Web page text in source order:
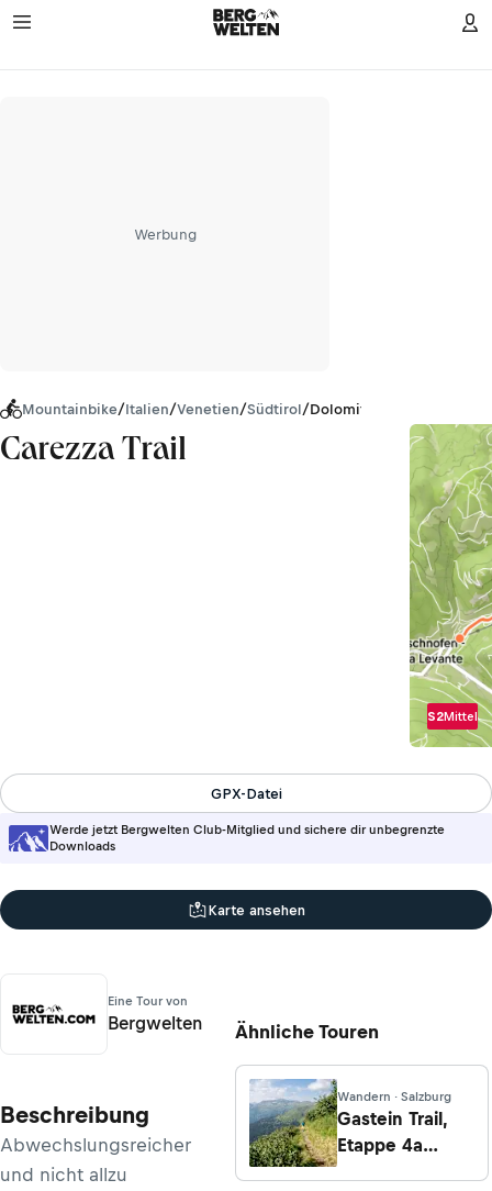
Werbung
Mountainbike/Italien/Venetien/Südtirol/Dolomiten
Carezza Trail
S2Mittel
Werde jetzt Bergwelten Club-Mitglied und sichere dir unbegrenzte
Downloads
GPX-Datei
Karte ansehen
Eine Tour von
Bergwelten
Beschreibung
Abwechslungsreicher
und nicht allzu
Ähnliche Touren
Wandern · Salzburg
Gastein Trail,
Etappe 4a